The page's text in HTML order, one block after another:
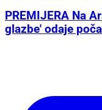
PREMIJERA Na
glazbe' odaje